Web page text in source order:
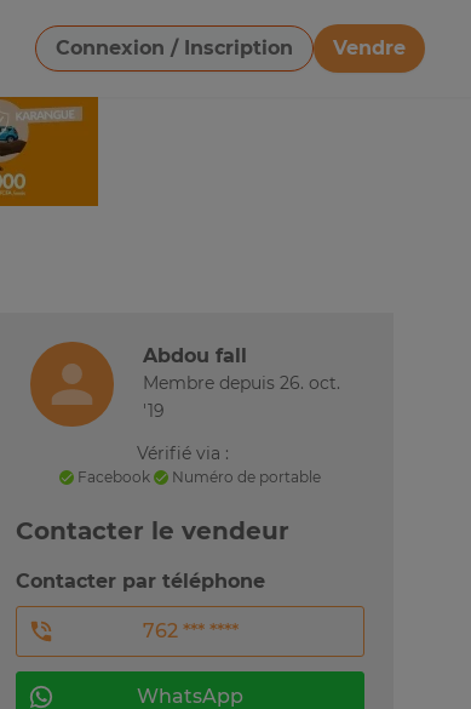
Connexion / Inscription
Vendre
Télécharger une image
Abdou fall
Membre depuis 26. oct.
'19
Vérifié via :
Facebook Numéro de portable
Contacter le vendeur
Contacter par téléphone
762 *** ****
WhatsApp